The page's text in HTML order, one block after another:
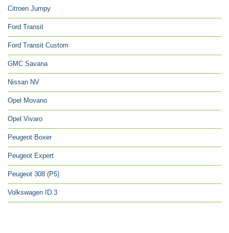
Citroen Jumpy
Ford Transit
Ford Transit Custom
GMC Savana
Nissan NV
Opel Movano
Opel Vivaro
Peugeot Boxer
Peugeot Expert
Peugeot 308 (P5)
Volkswagen ID.3